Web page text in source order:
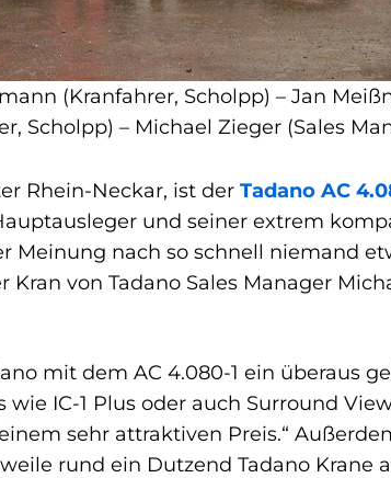
(Kranfahrer, Scholpp) – Jan
Scholpp) – Michael Zieger (Sales
Rhein-Neckar, ist der Tadano AC
und seiner extrem
nach so schnell niemand
von Tadano Sales Manager
mit dem AC 4.080-1 ein überaus
IC-1 Plus oder auch Surround
sehr attraktiven Preis.“
rund ein Dutzend Tadano Krane